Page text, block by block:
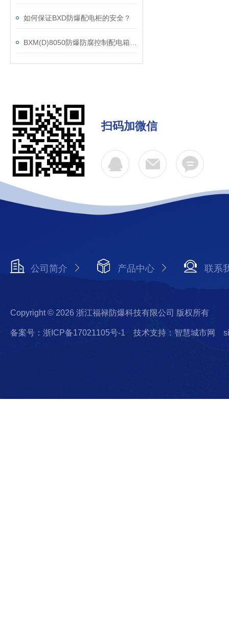
如何保证BXD防爆配电柜的安全？
扫码加微信
公司简介 产品中心 联系
Copyright © 2026 浙江福禄防爆科技有限公司 版权所有
备案号：浙ICP备17021105号-1 技术支持：智慧城市网